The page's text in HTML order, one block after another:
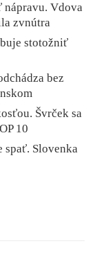
nápravu. Vdova
zvnútra
stotožniť
bez
Švrček sa
10
spať. Slovenka